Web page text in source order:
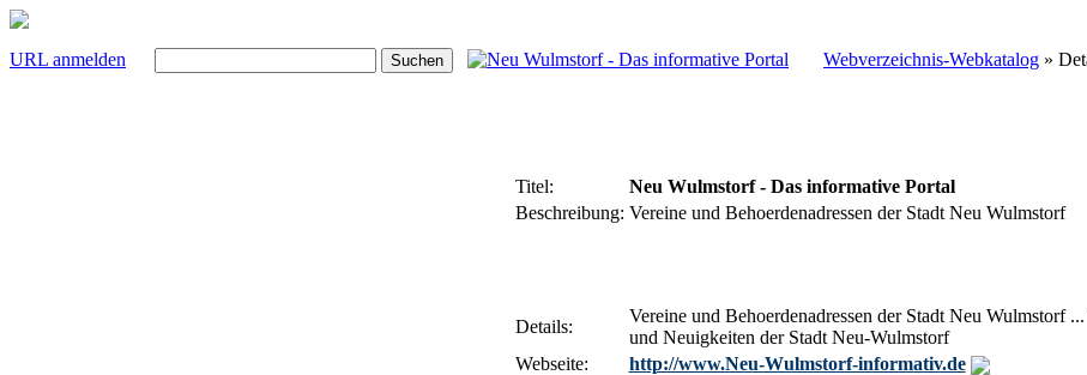
URL anmelden Webverzeichnis-Webkatalog »
Titel:
Neu Wulmstorf - Das informative Portal
Beschreibung: Vereine und Behoerdenadressen der Stadt Neu Wulmstorf
Details:
Vereine und Behoerdenadressen der Stadt Neu Wulmstorf
und Neuigkeiten der Stadt Neu-Wulmstorf
Webseite:
http://www.Neu-Wulmstorf-informativ.de